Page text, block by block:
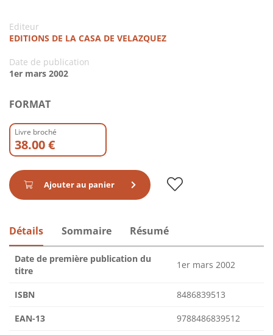
Editeur
EDITIONS DE LA CASA DE VELAZQUEZ
Date de publication
1er mars 2002
FORMAT
Livre broché
38.00 €
Ajouter au panier
Détails Sommaire Résumé
Date de première publication du
titre
1er mars 2002
ISBN 8486839513
EAN-13 9788486839512